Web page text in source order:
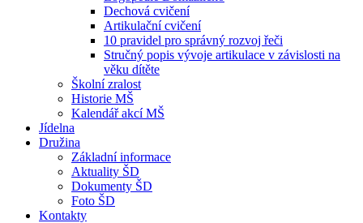
Dechová cvičení
Artikulační cvičení
10 pravidel pro správný rozvoj řeči
Stručný popis vývoje artikulace v závislosti na
věku dítěte
Školní zralost
Historie MŠ
Kalendář akcí MŠ
Jídelna
Družina
Základní informace
Aktuality ŠD
Dokumenty ŠD
Foto ŠD
Kontakty